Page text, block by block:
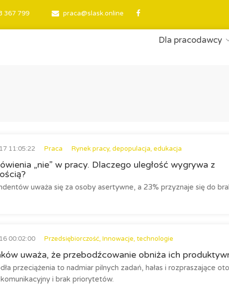
367 799 praca@slask.online
Dla pracodawcy
11:05:22 Praca Rynek pracy, depopulacja, edukacja
„nie” w pracy. Dlaczego uległość wygrywa z
uważa się za osoby asertywne, a 23% przyznaje się do
00:02:00 Przedsiębiorczość, Innowacje, technologie
uważa, że przebodźcowanie obniża ich
przeciążenia to nadmiar pilnych zadań, hałas i rozpraszające
i brak priorytetów.